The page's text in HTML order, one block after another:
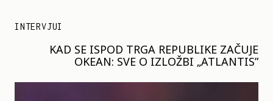
INTERVJUI
KAD SE ISPOD TRGA REPUBLIKE ZAČUJE
OKEAN: SVE O IZLOŽBI „ATLANTIS”